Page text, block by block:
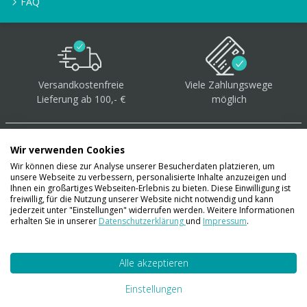
Versandkostenfreie
Lieferung ab 100,- €
Viele Zahlungswege
möglich
Über 40.000 Artikel auf
Lager
Wir verwenden Cookies
Wir können diese zur Analyse unserer Besucherdaten platzieren, um
unsere Webseite zu verbessern, personalisierte Inhalte anzuzeigen und
Ihnen ein großartiges Webseiten-Erlebnis zu bieten. Diese Einwilligung ist
freiwillig, für die Nutzung unserer Website nicht notwendig und kann
jederzeit unter "Einstellungen" widerrufen werden. Weitere Informationen
erhalten Sie in unserer Datenschutzerklärungund Impressum.
Alle akzeptieren
Einstellungen